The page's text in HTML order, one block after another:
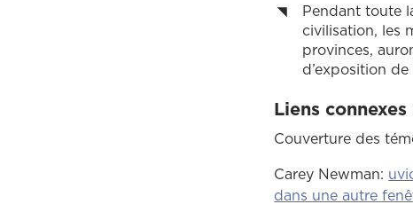
Pendant toute
civilisation, les
provinces,
d’exposition
Liens connexes
Couverture des
Carey Newman:
dans une autre